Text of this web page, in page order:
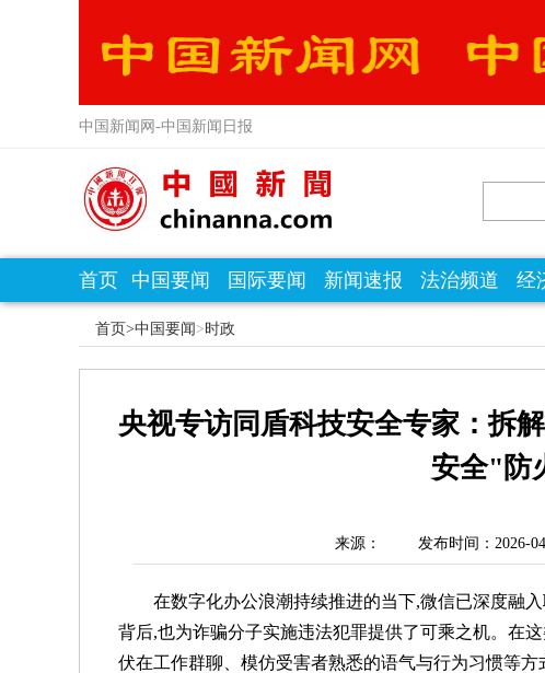
中国新闻网-中国新闻日报
首页 中国要闻 国际要闻 新闻速报 法治频道 经
首页>中国要闻 > 时政
央视专访同盾科技安全专家：拆
安全"防
来源： 发布时间：2026-
在数字化办公浪潮持续推进的当下,微信已深度融
背后,也为诈骗分子实施违法犯罪提供了可乘之机。在
伏在工作群聊、模仿受害者熟悉的语气与行为习惯等